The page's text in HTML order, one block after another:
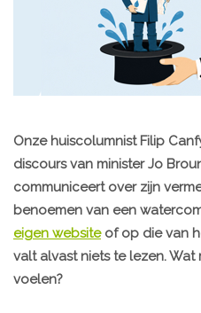
Onze huiscolumnist Filip
discours van minister Jo
communiceert over zijn
benoemen van een
eigen websiteof op die van
valt alvast niets te lezen.
voelen?